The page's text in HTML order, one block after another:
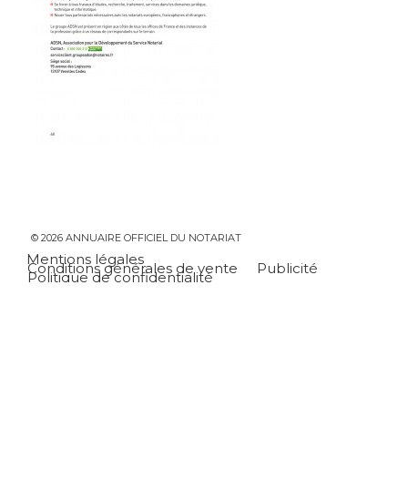
© 2026 ANNUAIRE OFFICIEL DU NOTARIAT
Mentions légales
Conditions générales de vente Publicité
Politique de confidentialité